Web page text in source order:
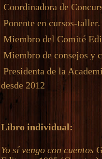
 Coordinadora de
 Ponente en cursos-taller.
 Miembro del Comité
 Miembro de consejos y
 Presidenta de la
desde 2012
Libro individual:
Yo sí vengo con cuentos